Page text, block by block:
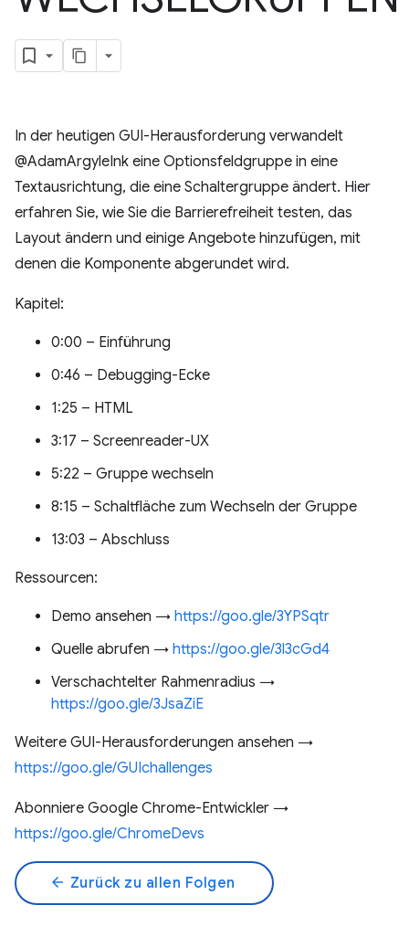
In der heutigen GUI-Herausforderung verwandelt
@AdamArgyleInk eine Optionsfeldgruppe in eine
Textausrichtung, die eine Schaltergruppe ändert. Hier
erfahren Sie, wie Sie die Barrierefreiheit testen, das
Layout ändern und einige Angebote hinzufügen, mit
denen die Komponente abgerundet wird.
Kapitel:
0:00 – Einführung
0:46 – Debugging-Ecke
1:25 – HTML
3:17 – Screenreader-UX
5:22 – Gruppe wechseln
8:15 – Schaltfläche zum Wechseln der Gruppe
13:03 – Abschluss
Ressourcen:
Demo ansehen → https://goo.gle/3YPSqtr
Quelle abrufen → https://goo.gle/3l3cGd4
Verschachtelter Rahmenradius →
https://goo.gle/3JsaZiE
Weitere GUI-Herausforderungen ansehen →
https://goo.gle/GUIchallenges
Abonniere Google Chrome-Entwickler →
https://goo.gle/ChromeDevs
arrow_back Zurück zu allen Folgen